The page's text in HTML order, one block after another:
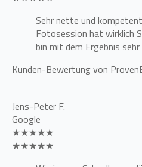
Sehr nette und
Fotosession hat wirklich
bin mit dem Ergebnis
Kunden-Bewertung von
Jens-Peter F.
Google
★★★★★
★★★★★